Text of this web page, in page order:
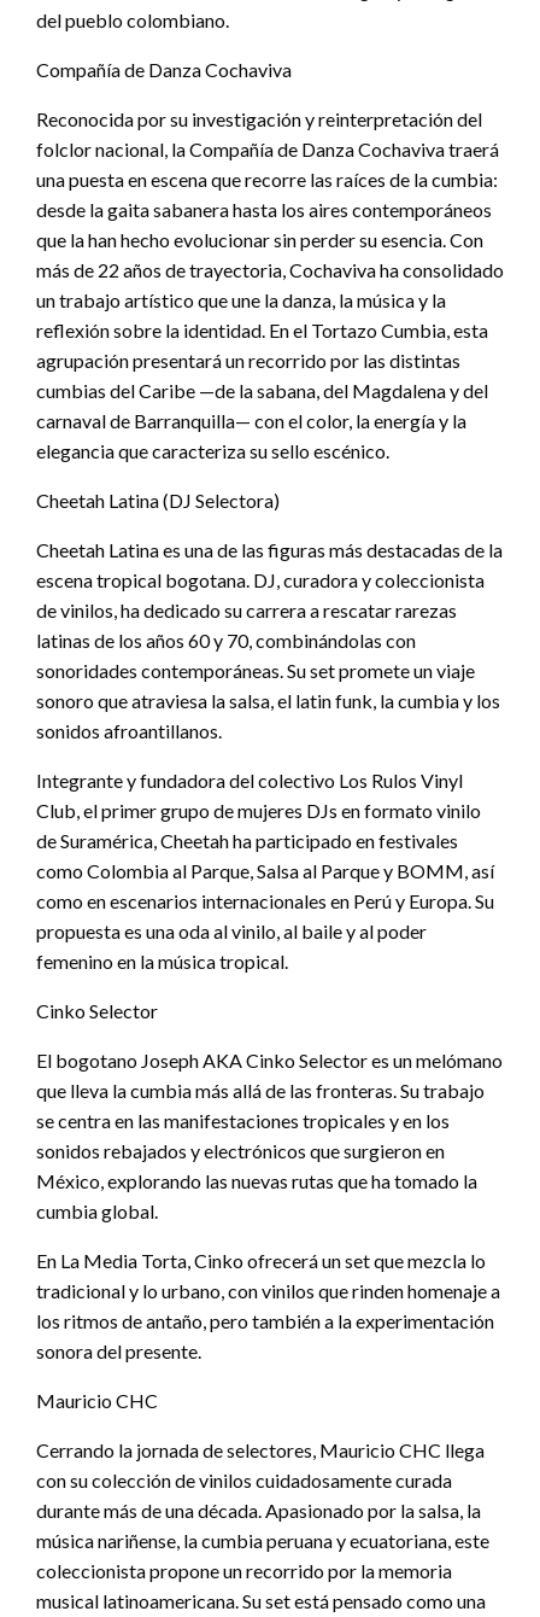
del pueblo colombiano.
Compañía de Danza Cochaviva
Reconocida por su investigación y reinterpretación del
folclor nacional, la Compañía de Danza Cochaviva traerá
una puesta en escena que recorre las raíces de la cumbia:
desde la gaita sabanera hasta los aires contemporáneos
que la han hecho evolucionar sin perder su esencia. Con
más de 22 años de trayectoria, Cochaviva ha consolidado
un trabajo artístico que une la danza, la música y la
reflexión sobre la identidad. En el Tortazo Cumbia, esta
agrupación presentará un recorrido por las distintas
cumbias del Caribe —de la sabana, del Magdalena y del
carnaval de Barranquilla— con el color, la energía y la
elegancia que caracteriza su sello escénico.
Cheetah Latina (DJ Selectora)
Cheetah Latina es una de las figuras más destacadas de la
escena tropical bogotana. DJ, curadora y coleccionista
de vinilos, ha dedicado su carrera a rescatar rarezas
latinas de los años 60 y 70, combinándolas con
sonoridades contemporáneas. Su set promete un viaje
sonoro que atraviesa la salsa, el latin funk, la cumbia y los
sonidos afroantillanos.
Integrante y fundadora del colectivo Los Rulos Vinyl
Club, el primer grupo de mujeres DJs en formato vinilo
de Suramérica, Cheetah ha participado en festivales
como Colombia al Parque, Salsa al Parque y BOMM, así
como en escenarios internacionales en Perú y Europa. Su
propuesta es una oda al vinilo, al baile y al poder
femenino en la música tropical.
Cinko Selector
El bogotano Joseph AKA Cinko Selector es un melómano
que lleva la cumbia más allá de las fronteras. Su trabajo
se centra en las manifestaciones tropicales y en los
sonidos rebajados y electrónicos que surgieron en
México, explorando las nuevas rutas que ha tomado la
cumbia global.
En La Media Torta, Cinko ofrecerá un set que mezcla lo
tradicional y lo urbano, con vinilos que rinden homenaje a
los ritmos de antaño, pero también a la experimentación
sonora del presente.
Mauricio CHC
Cerrando la jornada de selectores, Mauricio CHC llega
con su colección de vinilos cuidadosamente curada
durante más de una década. Apasionado por la salsa, la
música nariñense, la cumbia peruana y ecuatoriana, este
coleccionista propone un recorrido por la memoria
musical latinoamericana. Su set está pensado como una